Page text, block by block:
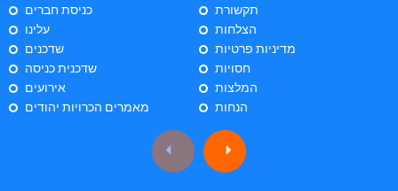
כניסת חברים
עלינו
שדכנים
שדכנית כניסה
אירועים
מאמרים הכרויות יהודים
תקשורת
הצלחות
מדיניות פרטיות
חסויות
המלצות
הנחות